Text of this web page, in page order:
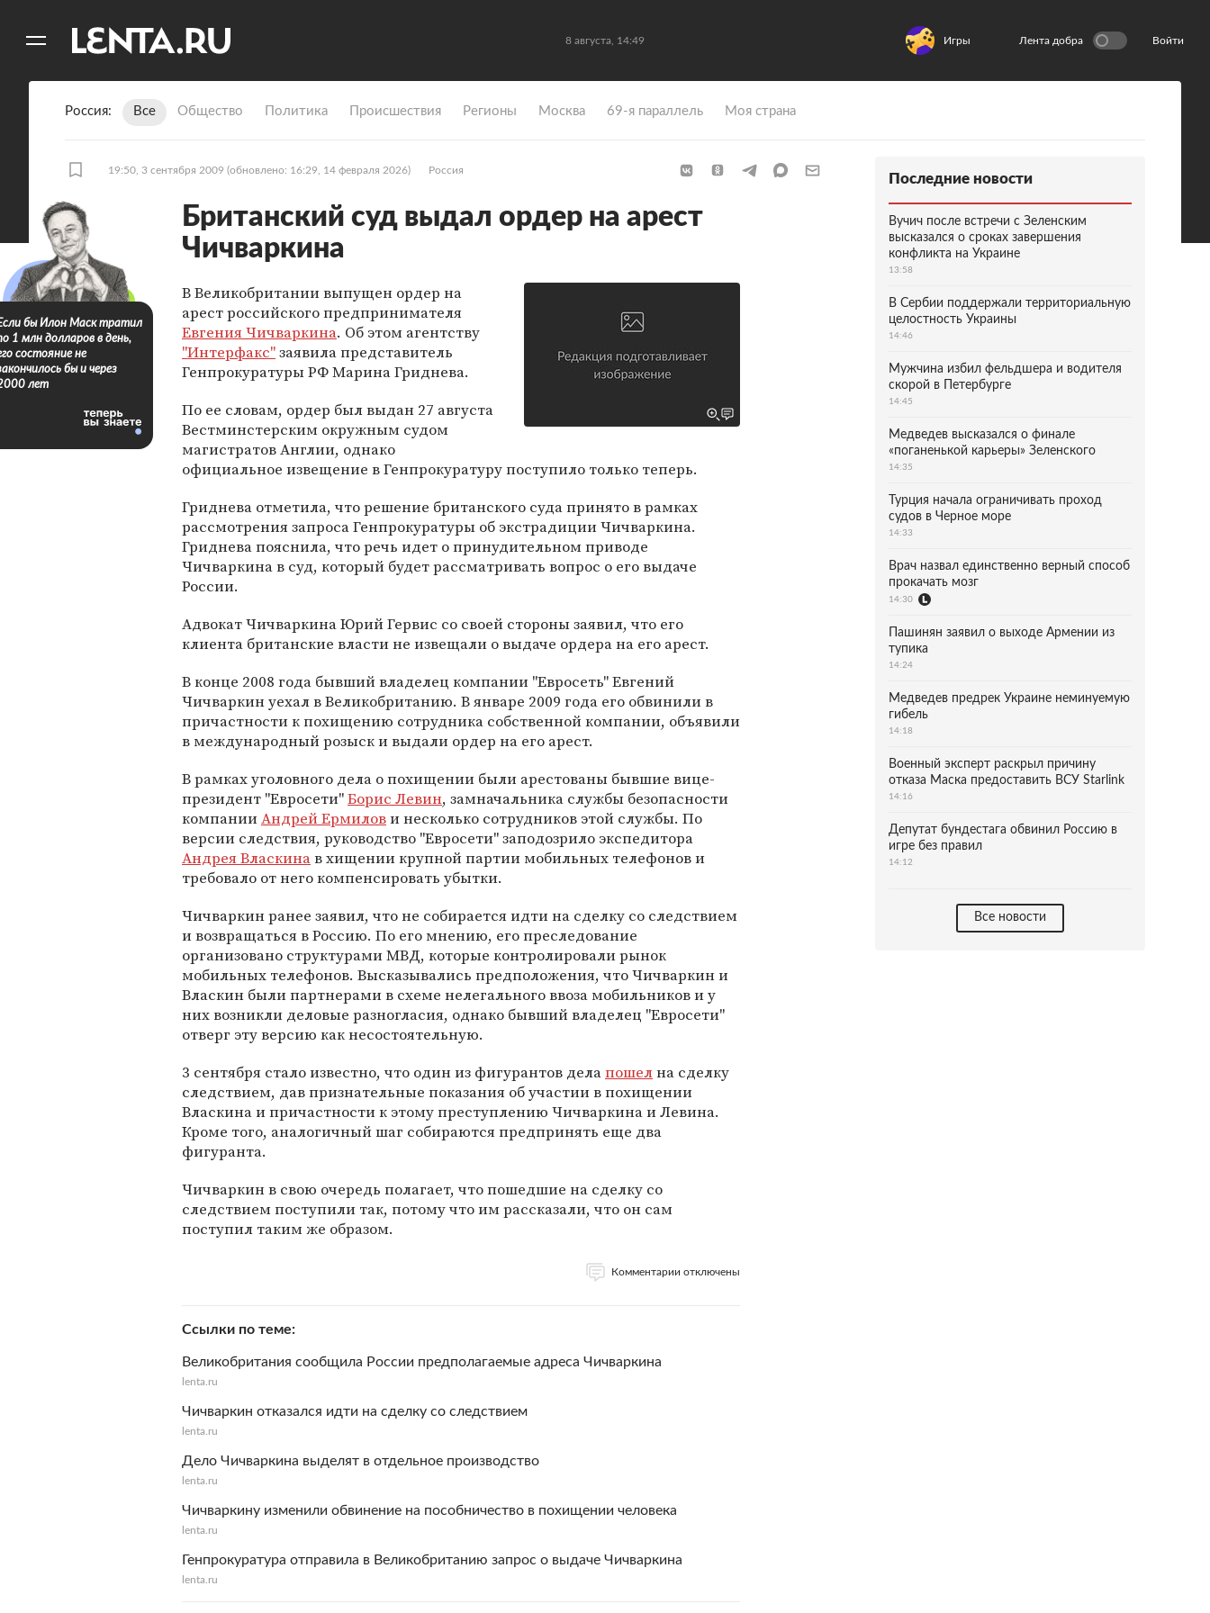
8 августа, 14:49 Игры Лента добра Войти
Россия Все Общество Политика Происшествия Регионы Москва 69-я параллель Моя страна
19:50, 3 сентября 2009 (обновлено: 16:29, 14 февраля 2026) Россия
Британский суд выдал ордер на арест
Чичваркина
В Великобритании выпущен ордер на
арест российского предпринимателя
Евгения Чичваркина. Об этом агентству
"Интерфакс"заявила представитель
Генпрокуратуры РФ Марина Гриднева.
По ее словам, ордер был выдан 27 августа
Вестминстерским окружным судом
магистратов Англии, однако
официальное извещение в Генпрокуратуру поступило только теперь.
Гриднева отметила, что решение британского суда принято в рамках
рассмотрения запроса Генпрокуратуры об экстрадиции Чичваркина.
Гриднева пояснила, что речь идет о принудительном приводе
Чичваркина в суд, который будет рассматривать вопрос о его выдаче
России.
Адвокат Чичваркина Юрий Гервис со своей стороны заявил, что его
клиента британские власти не извещали о выдаче ордера на его арест.
В конце 2008 года бывший владелец компании "Евросеть" Евгений
Чичваркин уехал в Великобританию. В январе 2009 года его обвинили в
причастности к похищению сотрудника собственной компании, объявили
в международный розыск и выдали ордер на его арест.
В рамках уголовного дела о похищении были арестованы бывшие вице-
президент "Евросети"Борис Левин, замначальника службы безопасности
компанииАндрей Ермилови несколько сотрудников этой службы. По
версии следствия, руководство "Евросети" заподозрило экспедитора
Андрея Власкинав хищении крупной партии мобильных телефонов и
требовало от него компенсировать убытки.
Чичваркин ранее заявил, что не собирается идти на сделку со следствием
и возвращаться в Россию. По его мнению, его преследование
организовано структурами МВД, которые контролировали рынок
мобильных телефонов. Высказывались предположения, что Чичваркин и
Власкин были партнерами в схеме нелегального ввоза мобильников и у
них возникли деловые разногласия, однако бывший владелец "Евросети"
отверг эту версию как несостоятельную.
3 сентября стало известно, что один из фигурантов делапошелна сделку
следствием, дав признательные показания об участии в похищении
Власкина и причастности к этому преступлению Чичваркина и Левина.
Кроме того, аналогичный шаг собираются предпринять еще два
фигуранта.
Чичваркин в свою очередь полагает, что пошедшие на сделку со
следствием поступили так, потому что им рассказали, что он сам
поступил таким же образом.
Комментарии отключены
Ссылки по теме
Великобритания сообщила России предполагаемые адреса Чичваркина
lenta.ru
Чичваркин отказался идти на сделку со следствием
lenta.ru
Дело Чичваркина выделят в отдельное производство
lenta.ru
Чичваркину изменили обвинение на пособничество в похищении человека
lenta.ru
Генпрокуратура отправила в Великобританию запрос о выдаче Чичваркина
lenta.ru
бы Илон Маск тратил
1 млн долларов в день,
состояние не
бы и через
лет
Последние новости
Вучич после встречи с Зеленским
высказался о сроках завершения
конфликта на Украине
13:58
В Сербии поддержали территориальную
целостность Украины
14:46
Мужчина избил фельдшера и водителя
скорой в Петербурге
14:45
Медведев высказался о финале
«поганенькой карьеры» Зеленского
14:35
Турция начала ограничивать проход
судов в Черное море
14:33
Врач назвал единственно верный способ
прокачать мозг
14:30
Пашинян заявил о выходе Армении из
тупика
14:24
Медведев предрек Украине неминуемую
гибель
14:18
Военный эксперт раскрыл причину
отказа Маска предоставить ВСУ Starlink
14:16
Депутат бундестага обвинил Россию в
игре без правил
14:12
Все новости